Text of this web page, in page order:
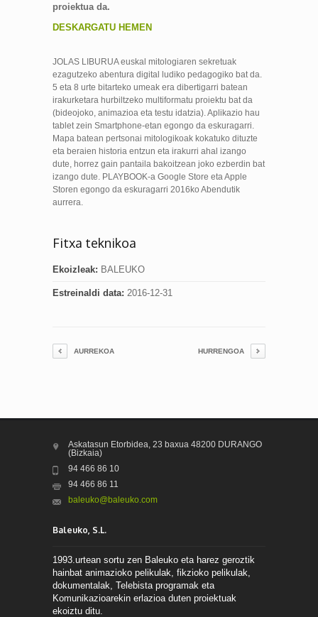
proiektua da.
DESKARGATU HEMEN
JOLAS LIBURUA euskal mitologiaren sekretuak
ezagutzeko abentura digital ludiko pedagogiko bat da.
5 eta 8 urte bitarteko umeak era dibertigarri batean
irakurketara hurbiltzeko multiformatu proiektu bat da
(bideojoko, animazioa eta testu idatzia). Aplikazio hau
tablet zein Smartphone-etan egongo da eskuragarri.
Mapa batean pertsonai mitologikoak kokatuko dituzte
eta beraien historia entzun eta irakurri ahal izango
dute, horrez gain pantaila bakoitzean joko ezberdin bat
izango dute. PLAYBOOK-a Google Store eta Apple
Storen egongo da eskuragarri 2016ko Abendutik
aurrera.
Fitxa teknikoa
Ekoizleak: BALEUKO
Estreinaldi data: 2016-12-31
AURREKOA HURRENGOA
Askatasun Etorbidea, 23 baxua 48200 DURANGO
(Bizkaia)
94 466 86 10
94 466 86 11
baleuko@baleuko.com
Baleuko, S.L.
1993.urtean sortu zen Baleuko eta harez geroztik
hainbat animazioko pelikulak, fikzioko pelikulak,
dokumentalak, Telebista programak eta
Komunikazioarekin erlazioa duten proiektuak
ekoiztu ditu.